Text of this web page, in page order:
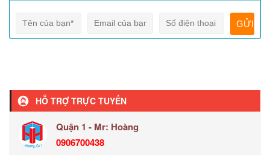
HỖ TRỢ TRỰC TUYẾN
Quận 1 - Mr: Hoàng
0906700438